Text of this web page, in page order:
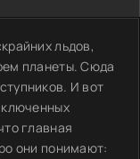
льдов,
планеты. Сюда
И вот
главная
они понимают: